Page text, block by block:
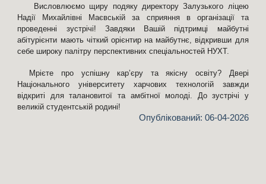
Висловлюємо щиру подяку директору Залузького ліцею
Надії Михайлівні Маєвській за сприяння в організації та
проведенні зустрічі! Завдяки Вашій підтримці майбутні
абітурієнти мають чіткий орієнтир на майбутнє, відкривши для
себе широку палітру перспективних спеціальностей НУХТ.
Мрієте про успішну кар’єру та якісну освіту? Двері
Національного університету харчових технологій завжди
відкриті для талановитої та амбітної молоді. До зустрічі у
великій студентській родині!
Опублікований: 06-04-2026